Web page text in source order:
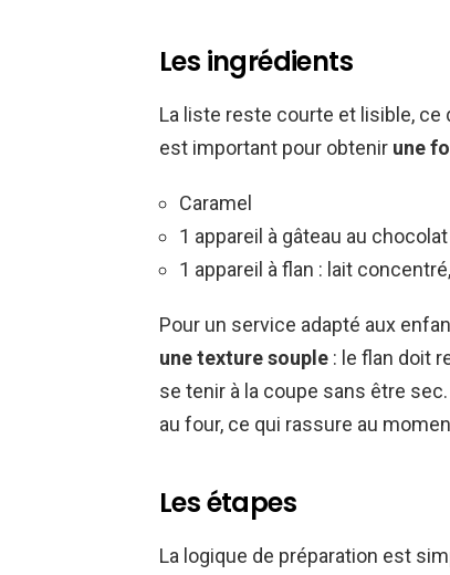
Les ingrédients
La liste reste courte et lisible, ce
est important pour obtenir une
Caramel
1 appareil à gâteau au chocolat
1 appareil à flan : lait
Pour un service adapté aux
une texture souple : le flan doit
se tenir à la coupe sans être
au four, ce qui rassure au
Les étapes
La logique de préparation est